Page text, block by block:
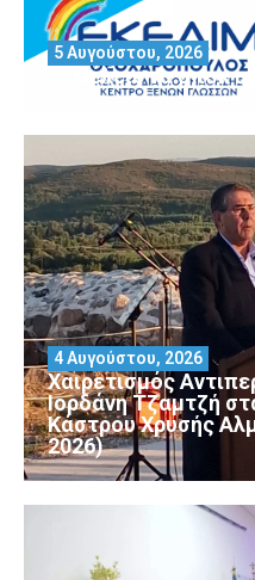
Θέλεις να
5 Αυγούστου, 2026
Χαιρετισμός
Ιορδάνη Τζαμτζή
Κάστρου Χρυσής
2026)
4 Αυγούστου, 2026